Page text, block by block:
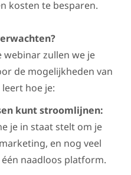
kosten te besparen.
webinar zullen we je
de mogelijkheden van
leert hoe je:
kunt stroomlijnen:
je in staat stelt om je
en nog veel
naadloos platform.